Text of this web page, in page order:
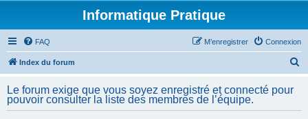
Informatique Pratique
FAQ Connexion
M’enregistrer
Index du forum
h
Le forum exige que vous soyez enregistré et connecté pour
pouvoir consulter la liste des membres de l’équipe.